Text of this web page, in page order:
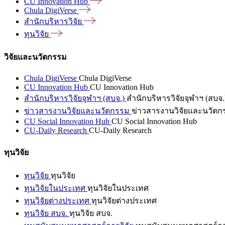
Chula DigiVerse
สำนักบริหารวิจัย
ทุนวิจัย
วิจัยและนวัตกรรม
Chula DigiVerse Chula DigiVerse
CU Innovation Hub CU Innovation Hub
สำนักบริหารวิจัยจุฬาฯ (สบจ.) สำนักบริหารวิจัยจุฬาฯ (สบจ
ข่าวสารงานวิจัยและนวัตกรรม ข่าวสารงานวิจัยและนวัตก
CU Social Innovation Hub CU Social Innovation Hub
CU-Daily Research CU-Daily Research
ทุนวิจัย
ทุนวิจัย ทุนวิจัย
ทุนวิจัยในประเทศ ทุนวิจัยในประเทศ
ทุนวิจัยต่างประเทศ ทุนวิจัยต่างประเทศ
ทุนวิจัย สบจ. ทุนวิจัย สบจ.